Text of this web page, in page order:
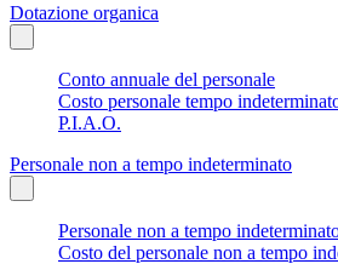
Dotazione organica
Conto annuale del personale
Costo personale tempo
P.I.A.O.
Personale non a tempo indeterminato
Personale non a tempo
Costo del personale non a tempo